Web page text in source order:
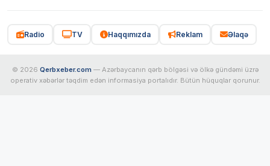
Radio TV Haqqımızda Reklam Əlaqə
© 2026 Qerbxeber.com — Azərbaycanın qərb bölgəsi və ölkə gündəmi üzrə
operativ xəbərlər təqdim edən informasiya portalıdır. Bütün hüquqlar qorunur.